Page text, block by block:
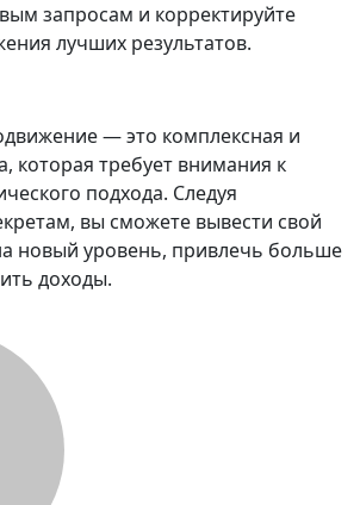
запросам и корректируйте
лучших результатов.
— это комплексная и
которая требует внимания к
подхода. Следуя
вы сможете вывести свой
новый уровень, привлечь больше
доходы.